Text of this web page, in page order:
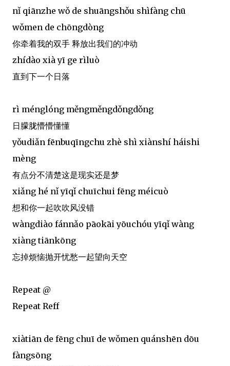
nǐ qiānzhe wǒ de shuāngshǒu shìfàng chū
wǒmen de chōngdòng
你牵着我的双手 释放出我们的冲动
zhídào xià yī ge rìluò
直到下一个日落
rì ménglóng měngměngdǒngdǒng
日朦胧懵懵懂懂
yǒudiǎn fēnbuqīngchu zhè shì xiànshí háishi
mèng
有点分不清楚这是现实还是梦
xiǎng hé nǐ yīqǐ chuīchui fēng méicuò
想和你一起吹吹风没错
wàngdiào fánnǎo pāokāi yōuchóu yīqǐ wàng
xiàng tiānkōng
忘掉烦恼抛开忧愁一起望向天空
Repeat @
Repeat Reff
xiàtiān de fēng chuī de wǒmen quánshēn dōu
fàngsōng